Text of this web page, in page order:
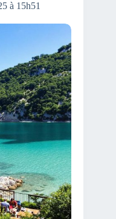
à 15h51